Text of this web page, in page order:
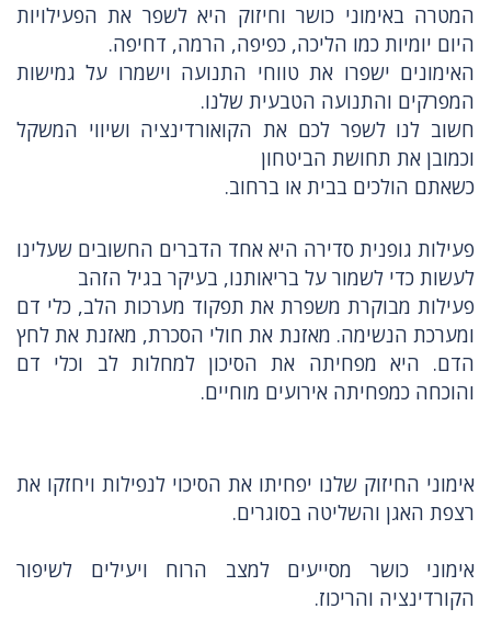
המטרה באימוני כושר וחיזוק היא לשפר את הפעילויות
היום יומיות כמו הליכה, כפיפה, הרמה, דחיפה.
האימונים ישפרו את טווחי התנועה וישמרו על גמישות
המפרקים והתנועה הטבעית שלנו.
חשוב לנו לשפר לכם את הקואורדינציה ושיווי המשקל
וכמובן את תחושת הביטחון
כשאתם הולכים בבית או ברחוב.
פעילות גופנית סדירה היא אחד הדברים החשובים שעלינו
לעשות כדי לשמור על בריאותנו, בעיקר בגיל הזהב
פעילות מבוקרת משפרת את תפקוד מערכות הלב, כלי דם
ומערכת הנשימה. מאזנת את חולי הסכרת, מאזנת את לחץ
הדם. היא מפחיתה את הסיכון למחלות לב וכלי דם
והוכחה כמפחיתה אירועים מוחיים.
אימוני החיזוק שלנו יפחיתו את הסיכוי לנפילות ויחזקו את
רצפת האגן והשליטה בסוגרים.
אימוני כושר מסייעים למצב הרוח ויעילים לשיפור
הקורדינציה והריכוז.